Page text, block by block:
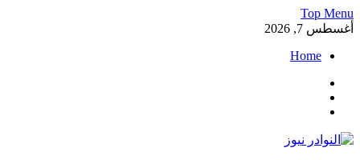
Skip
to
Top Menu
أغسطس 7, 2026
Home